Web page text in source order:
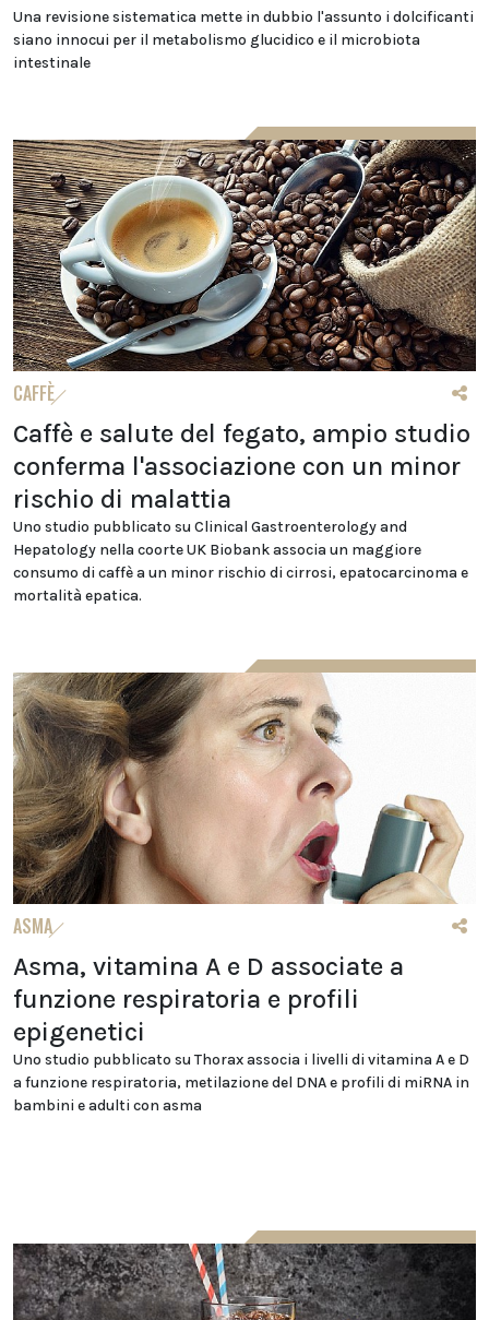
Una revisione sistematica mette in dubbio l'assunto i dolcificanti
siano innocui per il metabolismo glucidico e il microbiota
intestinale
CAFFÈ
Caffè e salute del fegato, ampio studio
conferma l'associazione con un minor
rischio di malattia
Uno studio pubblicato su Clinical Gastroenterology and
Hepatology nella coorte UK Biobank associa un maggiore
consumo di caffè a un minor rischio di cirrosi, epatocarcinoma e
mortalità epatica.
ASMA
Asma, vitamina A e D associate a
funzione respiratoria e profili
epigenetici
Uno studio pubblicato su Thorax associa i livelli di vitamina A e D
a funzione respiratoria, metilazione del DNA e profili di miRNA in
bambini e adulti con asma